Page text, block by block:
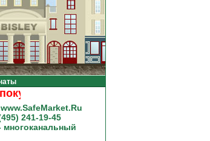
на сумму от 20000 рублей.
241-19-45
многоканальный